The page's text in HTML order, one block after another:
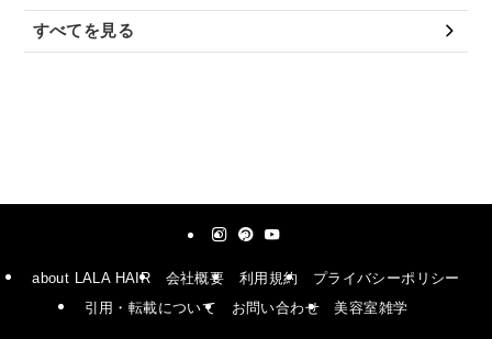
すべてを見る
about LALA HAIR 会社概要 利用規約
プライバシーポリシー
引用・転載について
お問い合わせ 美容室雑学